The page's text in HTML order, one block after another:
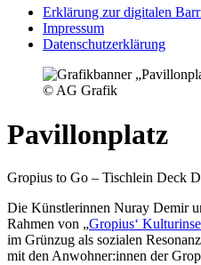
Erklärung zur digitalen
Impressum
Datenschutzerklärung
© AG Grafik
Pavillonplatz
Gropius to Go – Tischlein Deck
Die Künstlerinnen Nuray Demir
Rahmen von „Gropius‘
im Grünzug als sozialen
mit den Anwohner:innen der